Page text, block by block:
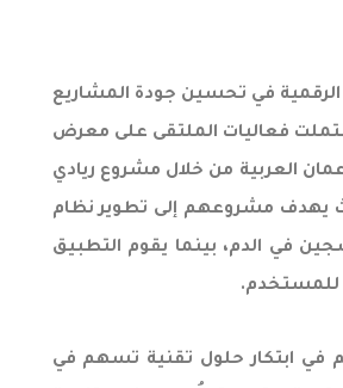
الرقمية في تحسين جودة المشاريع
فعاليات الملتقى على معرض
العربية من خلال مشروع ريادي
يهدف مشروعهم إلى تطوير نظام
في الدم، بينما يقوم التطبيق
للمستخدم.
في ابتكار حلول تقنية تسهم في